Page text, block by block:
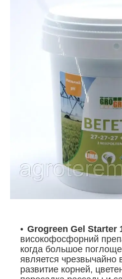
Grogreen Gel Starter
високофосфорний
когда большое
является
развитие корней,